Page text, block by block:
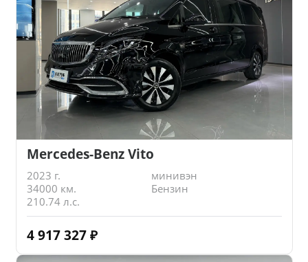
Mercedes-Benz Vito
2023 г.
минивэн
34000 км.
Бензин
210.74 л.с.
4 917 327 ₽